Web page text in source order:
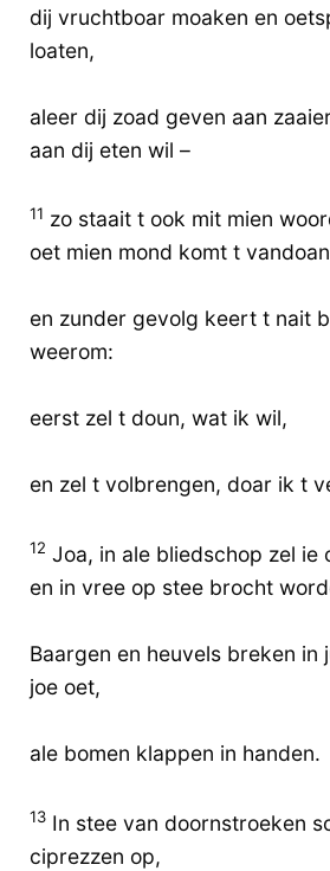
dij vruchtboar moaken en
loaten,
aleer dij zoad geven aan
aan dij eten wil –
11 zo staait t ook mit mien
oet mien mond komt t
en zunder gevolg keert t nait
weerom:
eerst zel t doun, wat ik wil,
en zel t volbrengen, doar ik t
12 Joa, in ale bliedschop zel ie
en in vree op stee brocht
Baargen en heuvels breken in
joe oet,
ale bomen klappen in handen.
13 In stee van doornstroeken
ciprezzen op,